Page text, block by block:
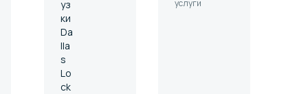
уз
ки
Da
lla
s
Lo
ck
услуги